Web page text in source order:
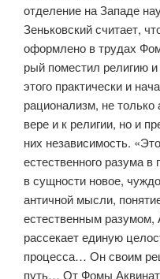
отделение на Западе
Зеньковский считает,
оформлено в трудах
рый поместил религию
этого практиче­ски и
рационализм, не
вере и к религии, но и
них независимость.
естественного разума
в сущности новое,
античной мысли,
естественным разумом,
рассекает единую
процесса… Он своим
путь… От Фомы